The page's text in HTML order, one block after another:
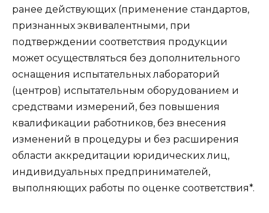
ранее действующих (применение стандартов,
признанных эквивалентными, при
подтверждении соответствия продукции
может осуществляться без дополнительного
оснащения испытательных лабораторий
(центров) испытательным оборудованием и
средствами измерений, без повышения
квалификации работников, без внесения
изменений в процедуры и без расширения
области аккредитации юридических лиц,
индивидуальных предпринимателей,
выполняющих работы по оценке соответствия*.